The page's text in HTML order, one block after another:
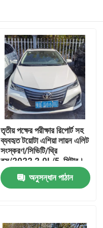
তৃতীয় পক্ষের পরীক্ষার রিপোর্ট সহ
ব্যবহৃত টয়োটা এশিয়া লায়ন এলিট
সংস্করণ/সিভিটি/থ্রি
বক্স/2022 2.0L/5-সিটার।
অনুসন্ধান পাঠান